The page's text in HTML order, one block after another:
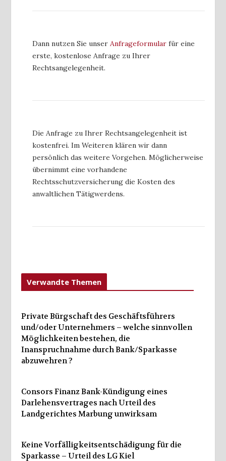
Dann nutzen Sie unser Anfrageformular für eine
erste, kostenlose Anfrage zu Ihrer
Rechtsangelegenheit.
Die Anfrage zu Ihrer Rechtsangelegenheit ist
kostenfrei. Im Weiteren klären wir dann
persönlich das weitere Vorgehen. Möglicherweise
übernimmt eine vorhandene
Rechtsschutzversicherung die Kosten des
anwaltlichen Tätigwerdens.
Verwandte Themen
Private Bürgschaft des Geschäftsführers
und/oder Unternehmers – welche sinnvollen
Möglichkeiten bestehen, die
Inanspruchnahme durch Bank/Sparkasse
abzuwehren ?
Consors Finanz Bank-Kündigung eines
Darlehensvertrages nach Urteil des
Landgerichtes Marbung unwirksam
Keine Vorfälligkeitsentschädigung für die
Sparkasse – Urteil des LG Kiel